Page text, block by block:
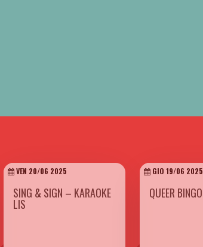
VEN 20/06 2025
SING & SIGN – KARAOKE
LIS
GIO 19/06 2025
QUEER BINGO